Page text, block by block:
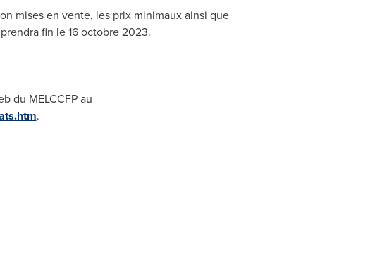
mises en vente, les prix minimaux ainsi que
fin le 16 octobre 2023.
du MELCCFP au
.